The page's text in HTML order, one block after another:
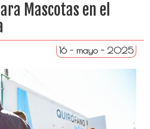
Mascotas en el
16 - mayo - 2025